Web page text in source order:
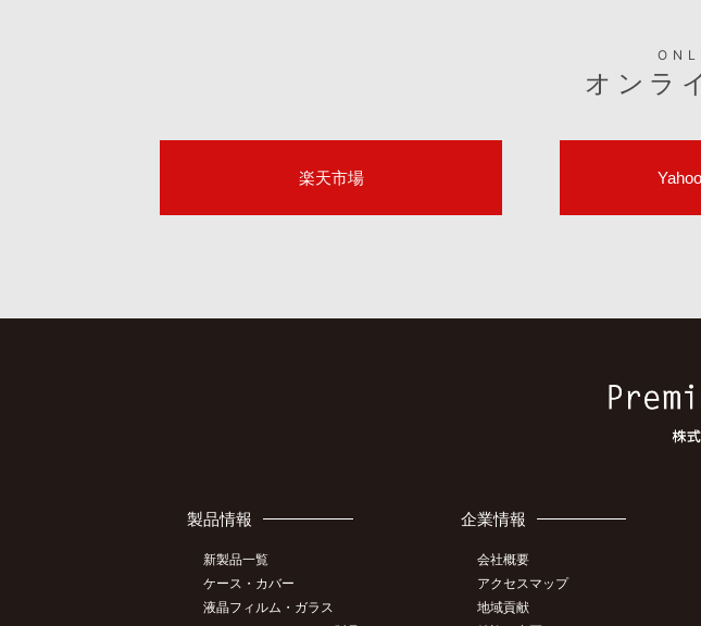
オンラ
楽天市場
製品情報
新製品一覧
ケース・カバー
液晶フィルム・ガラス
企業情報
会社概要
アクセスマップ
地域貢献